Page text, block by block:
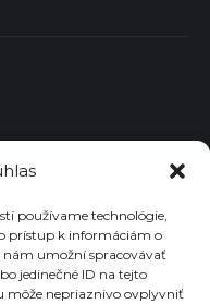
používame technológie,
prístup k informáciám o
nám umožní spracovávať
jedinečné ID na tejto
môže nepriaznivo ovplyvniť